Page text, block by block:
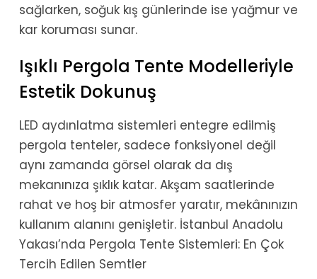
sağlarken, soğuk kış günlerinde ise yağmur ve
kar koruması sunar.
Işıklı Pergola Tente Modelleriyle
Estetik Dokunuş
LED aydınlatma sistemleri entegre edilmiş
pergola tenteler, sadece fonksiyonel değil
aynı zamanda görsel olarak da dış
mekanınıza şıklık katar. Akşam saatlerinde
rahat ve hoş bir atmosfer yaratır, mekânınızın
kullanım alanını genişletir. İstanbul Anadolu
Yakası’nda Pergola Tente Sistemleri: En Çok
Tercih Edilen Semtler